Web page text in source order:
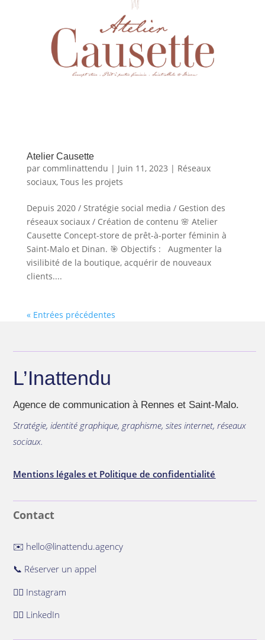
Atelier Causette
par commlinattendu | Juin 11, 2023 | Réseaux
sociaux, Tous les projets
Depuis 2020 / Stratégie social media / Gestion des
réseaux sociaux / Création de contenu 🌸 Atelier
Causette Concept-store de prêt-à-porter féminin à
Saint-Malo et Dinan. 🎯 Objectifs : Augmenter la
visilibité de la boutique, acquérir de nouveaux
clients....
« Entrées précédentes
L’Inattendu
Agence de communication à Rennes et Saint-Malo.
Stratégie, identité graphique, graphisme, sites internet, réseaux
sociaux.
Mentions légales et Politique de confidentialité
Contact
✉️ hello@linattendu.agency
📞 Réserver un appel
👉🏻 Instagram
👉🏻 LinkedIn